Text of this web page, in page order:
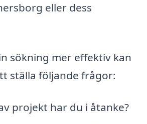
eller dess
sökning mer effektiv kan
ställa följande frågor:
projekt har du i åtanke?